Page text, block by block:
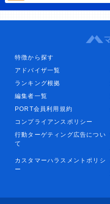
特徴から探す
アドバイザ一覧
ランキング根拠
編集者一覧
PORT会員利用規約
コンプライアンスポリシー
行動ターゲティング広告につい
て
カスタマーハラスメントポリシ
ー